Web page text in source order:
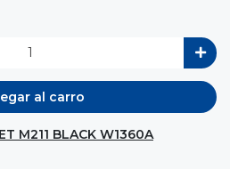
al carro
M211 BLACK W1360A